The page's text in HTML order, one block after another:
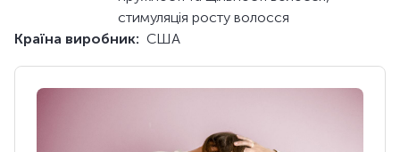
стимуляція росту волосся
Країна виробник: США